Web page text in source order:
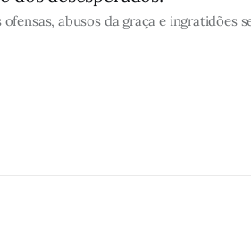
abusos da graça e ingratidões